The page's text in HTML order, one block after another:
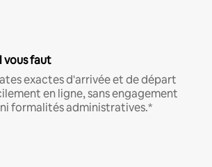
vous faut
exactes d'arrivée et de départ
en ligne, sans engagement
formalités administratives.*